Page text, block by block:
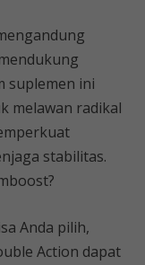
suplemen ini
melawan radikal
stabilitas.
Anda pilih,
Action dapat